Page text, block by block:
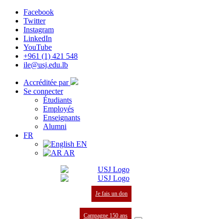
Facebook
Twitter
Instagram
LinkedIn
YouTube
+961 (1) 421 548
ile@usj.edu.lb
Accréditée par
Se connecter
Étudiants
Employés
Enseignants
Alumni
FR
EN
AR
Je fais un don
Campagne 150 ans